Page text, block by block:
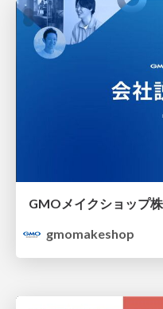
GMOメイクショップ
gmomakeshop